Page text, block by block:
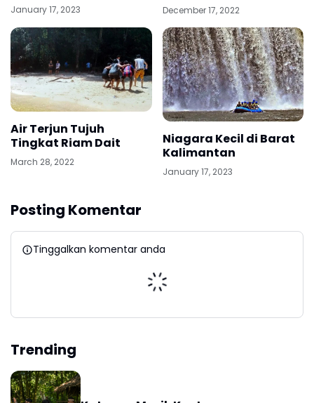
January 17, 2023 December 17, 2022
Air Terjun Tujuh
Tingkat Riam Dait
March 28, 2022
Niagara Kecil di Barat
Kalimantan
January 17, 2023
Posting Komentar
Tinggalkan komentar anda
Trending